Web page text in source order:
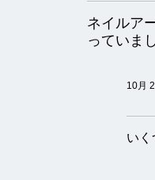
ネイルア
っていま
10月
い